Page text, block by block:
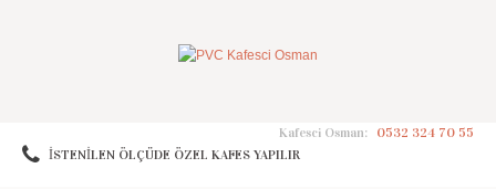
0532 324 70 55
Kafesci Osman:
İSTENİLEN ÖLÇÜDE ÖZEL KAFES YAPILIR